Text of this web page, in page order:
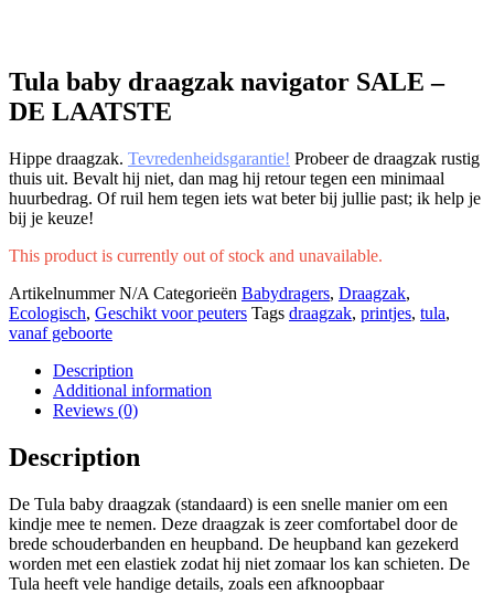
Tula baby draagzak navigator SALE –
DE LAATSTE
Hippe draagzak. Tevredenheidsgarantie! Probeer de draagzak rustig
thuis uit. Bevalt hij niet, dan mag hij retour tegen een minimaal
huurbedrag. Of ruil hem tegen iets wat beter bij jullie past; ik help je
bij je keuze!
This product is currently out of stock and unavailable.
ArtikelnummerN/A Categorieën Babydragers, Draagzak,
Ecologisch, Geschikt voor peuters Tags draagzak, printjes, tula,
vanaf geboorte
Description
Additional information
Reviews (0)
Description
De Tula baby draagzak (standaard) is een snelle manier om een
kindje mee te nemen. Deze draagzak is zeer comfortabel door de
brede schouderbanden en heupband. De heupband kan gezekerd
worden met een elastiek zodat hij niet zomaar los kan schieten. De
Tula heeft vele handige details, zoals een afknoopbaar